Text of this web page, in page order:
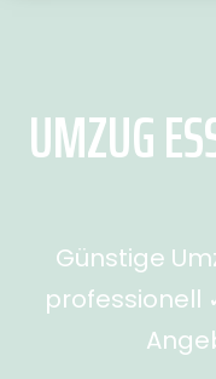
UMZUG
Günstige
professionell